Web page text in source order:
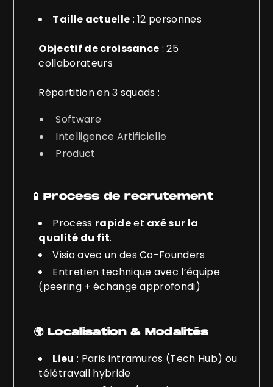
Taille actuelle : 12 personnes
Objectif de croissance : 25
collaborateurs
Répartition en 3 squads :
Software
Intelligence Artificielle
Product
🧪Process de recrutement
Process rapideet axé sur la
qualité du fit.
Visio avec un des Co-Founders
Entretien technique avec l’équipe
(peering + échange approfondi)
🌍 Localisation & Modalités
Lieu : Paris intramuros (Tech Hub) ou
télétravail hybride